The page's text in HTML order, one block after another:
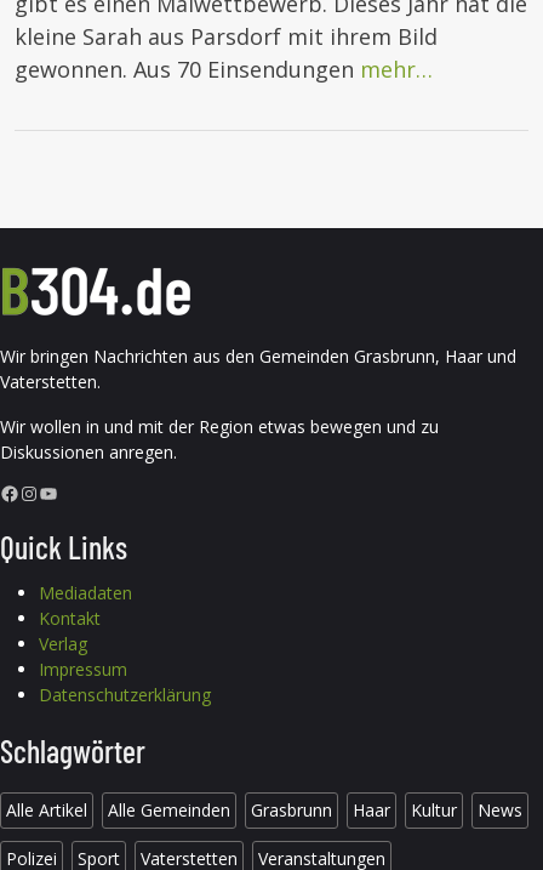
kleine Sarah aus Parsdorf mit ihrem Bild
gewonnen. Aus 70 Einsendungen mehr…
Wir bringen Nachrichten aus den Gemeinden Grasbrunn, Haar und
Vaterstetten.
Wir wollen in und mit der Region etwas bewegen und zu
Diskussionen anregen.
Facebook InstagramYouTube
Quick Links
Mediadaten
Kontakt
Verlag
Impressum
Datenschutzerklärung
Schlagwörter
Alle Artikel Alle Gemeinden Grasbrunn Haar Kultur News
Polizei Sport Vaterstetten Veranstaltungen